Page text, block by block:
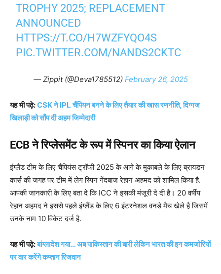
TROPHY 2025; REPLACEMENT
ANNOUNCED
HTTPS://T.CO/H7WZFYQO4S
PIC.TWITTER.COM/NANDS2CKTC
— Zippit (@Deva1785512) February 26, 2025
यह भी पढ़े:CSK ने IPL चैंपियन बनने के लिए तैयार की खास रणनीति, दिग्गज
खिलाड़ी को सौंप दी अहम जिम्मेदारी
ECB ने रिप्लेसमेंट के रूप में स्पिनर का किया ऐलान
इंग्लैंड टीम के लिए चैंपियंस ट्रॉफी 2025 के आगे के मुकाबले के लिए ब्रायडन
कार्स की जगह पर टीम में लेग स्पिन गेंदबाज रेहान अहमद को शामिल किया है.
आपकी जानकारी के लिए बता दे कि ICC ने इसकी मंजूरी दे दी है। 20 वर्षीय
रेहान अहमद ने इससे पहले इंग्लैंड के लिए 6 इंटरनेशल वनडे मैच खेले है जिसमें
उनके नाम 10 विकेट दर्ज है.
यह भी पढ़े:बांग्लादेश गया… अब पाकिस्तान की बारी लेकिन भारत की इन कमजोरियों
पर वार करेंगे कप्तान रिजवान